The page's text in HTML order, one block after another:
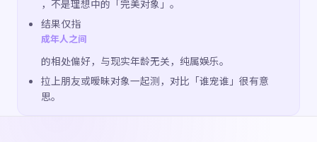
，不是理想中的「完美对象」。
结果仅指
成年人之间
的相处偏好，与现实年龄无关，纯属娱乐。
拉上朋友或暧昧对象一起测，对比「谁宠谁」很有意
思。